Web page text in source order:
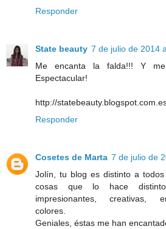
Responder
State beauty 7 de julio de 2014
Me encanta la falda!!! Y
Espectacular!
http://
Responder
Cosetes de Marta 7 de julio de
Jolín, tu blog es distinto a
cosas que lo hace
impresionantes, creativas,
colores.
Geniales, éstas me han